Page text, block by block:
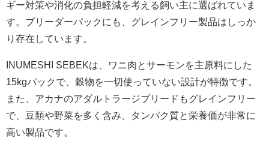
ギー対策や消化の負担軽減を考える飼い主に選ばれていま
す。ブリーダーパックにも、グレインフリー製品はしっか
り存在しています。
INUMESHI SEBEKは、ワニ肉とサーモンを主原料にした
15kgパックで、穀物を一切使っていない設計が特徴です。
また、アカナのアダルトラージブリードもグレインフリー
で、豆類や野菜を多く含み、タンパク質と栄養価が非常に
高い製品です。